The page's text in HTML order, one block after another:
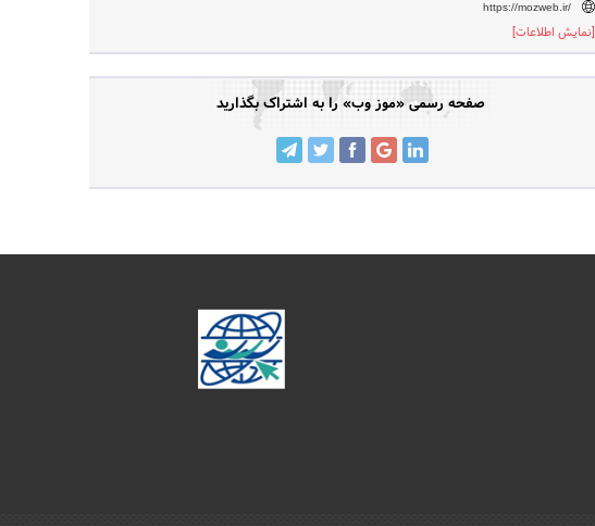
https://mozweb.ir/
[نمایش اطلاعات]
صفحه رسمی «موز وب» را به اشتراک بگذارید